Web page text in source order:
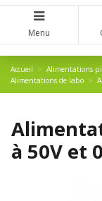
Menu
Accueil Alimentations
Alimentations de labo
à 50V et